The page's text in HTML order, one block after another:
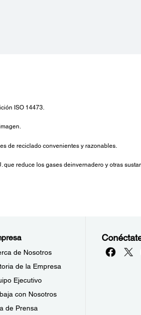
ISO 14473.
de reciclado convenientes y razonables.
reduce los gases deinvernadero y otras
de Nosotros
de la Empresa
Ejecutivo
con Nosotros
de Prensa